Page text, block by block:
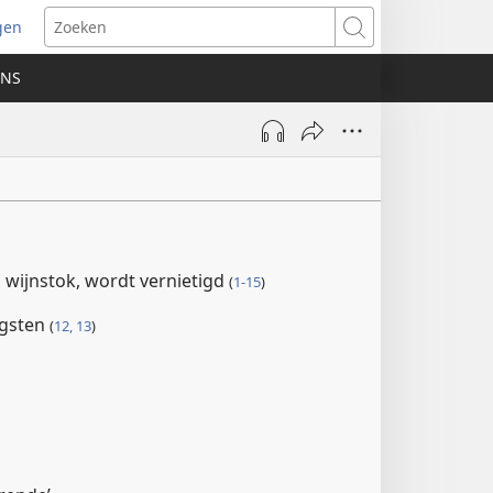
Zoeken
wijnstok, wordt vernietigd (1-15)
(12, 13)